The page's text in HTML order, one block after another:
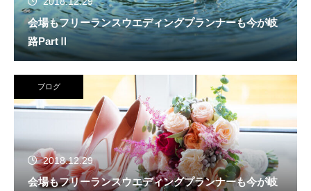
会場もフリーランスウエディングプランナーも今が岐
路PartⅡ
ブログ
2018.12.29
会場もフリーランスウエディングプランナーも今が岐